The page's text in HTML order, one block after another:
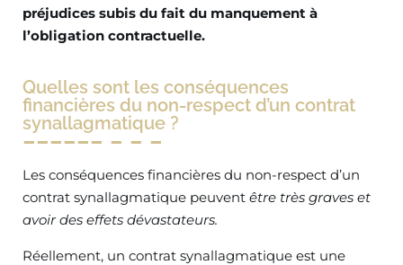
préjudices subis du fait du manquement à
l’obligation contractuelle.
Quelles sont les conséquences
financières du non-respect d’un contrat
synallagmatique ?
Les conséquences financières du non-respect d’un
contrat synallagmatique peuvent être très graves et
avoir des effets dévastateurs.
Réellement, un contrat synallagmatique est une